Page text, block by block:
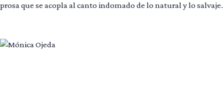
prosa que se acopla al canto indomado de lo natural y lo salvaje.